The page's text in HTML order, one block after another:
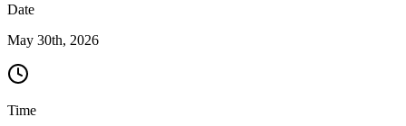
Date
May 30th, 2026
Time